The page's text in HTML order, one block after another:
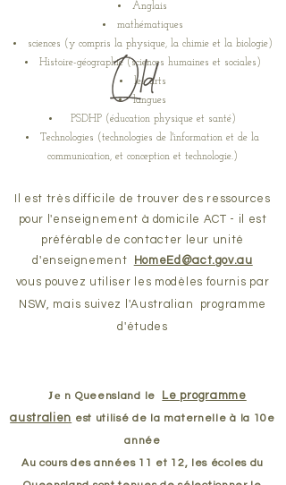
Anglais
mathématiques
sciences (y compris la physique, la chimie et la biologie)
Histoire-géographie (sciences humaines et sociales)
les arts
langues
PSDHP (éducation physique et santé)
Technologies (technologies de l'information et de la
communication, et conception et technologie.)
Il est très difficile de trouver des ressources
pour l'enseignement à domicile ACT - il est
préférable de contacter leur unité
d'enseignement
HomeEd@act.gov.au
vous pouvez utiliser les modèles fournis par
NSW, mais suivez l'Australian
programme
d'études
Je n Queensland le
Le programme
australien est utilisé de la maternelle à la 10e
année
Au cours des années 11 et 12, les écoles du